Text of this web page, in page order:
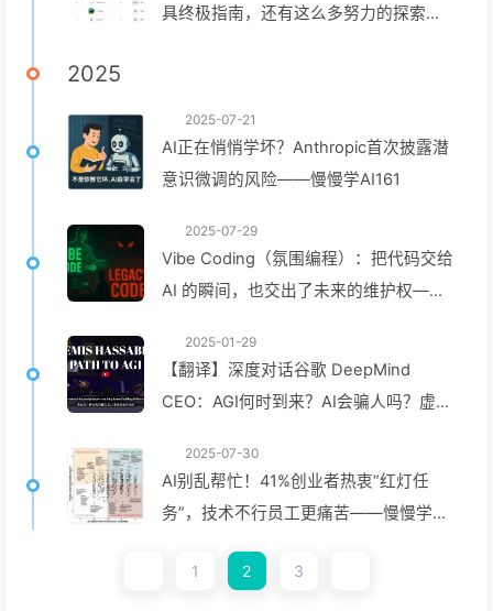
具终极指南，还有这么多努力的探索
2025
2025-07-21
AI正在悄悄学坏？Anthropic首次披露潜
意识微调的风险——慢慢学AI161
2025-07-29
Vibe Coding（氛围编程）：把代码交给
AI 的瞬间，也交出了未来的维护权——
2025-01-29
【翻译】深度对话谷歌 DeepMind
CEO：AGI何时到来？AI会骗人吗？虚拟
2025-07-30
AI别乱帮忙！41%创业者热衷“红灯任
务”，技术不行员工更痛苦——慢慢学
1 2 3